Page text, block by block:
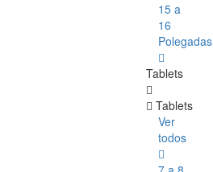
15 a
16
Polegadas
Tablets
Tablets
Ver
todos